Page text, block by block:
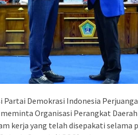
Partai Demokrasi Indonesia
Organisasi Perangkat
kerja yang telah disepakati selama